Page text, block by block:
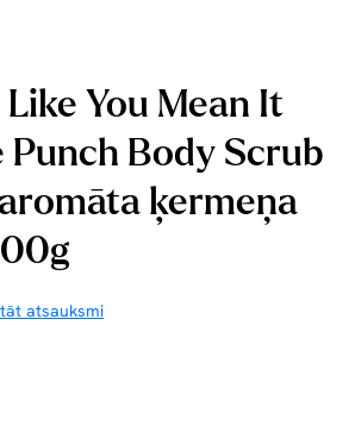
You Mean It
Punch Body Scrub
ķermeņa
atsauksmi